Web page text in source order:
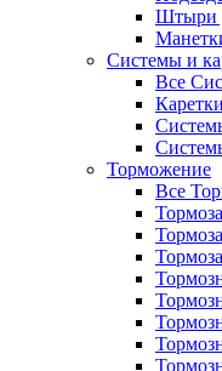
Штыри
Системы и
Все
Каретки
Торможение
Все